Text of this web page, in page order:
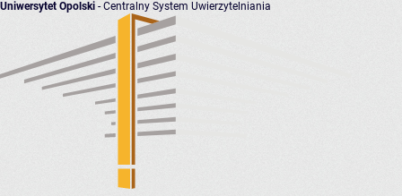
Uniwersytet Opolski - Centralny System Uwierzytelniania